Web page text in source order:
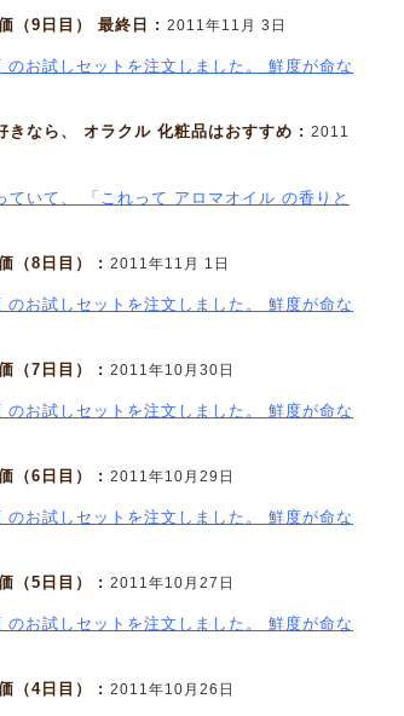
（9日目） 最終日 : 2011年11月 3日
お試しセットを注文しました。 鮮度が命な
きなら、 オラクル 化粧品はおすすめ : 2011
ていて、 「これって アロマオイル の香りと
（8日目） : 2011年11月 1日
お試しセットを注文しました。 鮮度が命な
（7日目） : 2011年10月30日
お試しセットを注文しました。 鮮度が命な
（6日目） : 2011年10月29日
お試しセットを注文しました。 鮮度が命な
（5日目） : 2011年10月27日
お試しセットを注文しました。 鮮度が命な
（4日目） : 2011年10月26日